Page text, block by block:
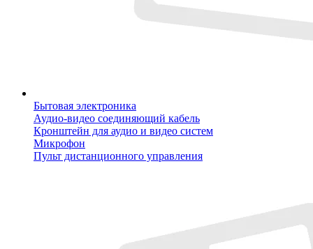
Бытовая электроника
Аудио-видео соединяющий кабель
Кронштейн для аудио и видео систем
Микрофон
Пульт дистанционного управления